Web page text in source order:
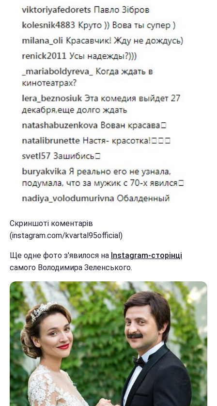
Скриншоті коментарів
(instagram.com/kvartal95official)
Ще одне фото з'явилося на Instagram-сторінці
самого Володимира Зеленського.